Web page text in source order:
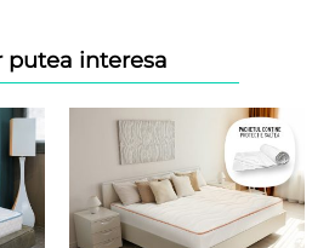
curata chimic. A nu se folosi inalbitor. A nu
uscator, se usuca intins.
produselor intotdeauna impreuna cu
de acoperire saptamanal.
putea interesa